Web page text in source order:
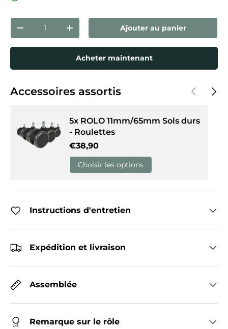
Qté
Diminuer la quantitéAugmenter la quantité
Ajouter au panier
Acheter maintenant
Accessoires assortis Précédent
5x ROLO 11mm/65mm Sols durs
- Roulettes
Prix habituel
€38,90
Choisir les options
Instructions d'entretien
Expédition et livraison
Assemblée
Remarque sur le rôle